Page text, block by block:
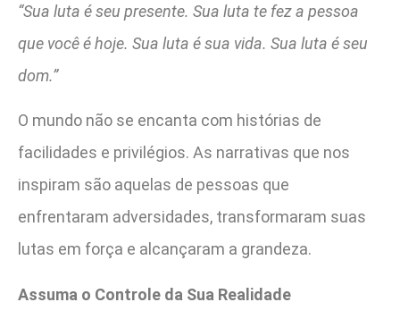
“Sua luta é seu presente. Sua luta te fez a pessoa
que você é hoje. Sua luta é sua vida. Sua luta é seu
dom.”
O mundo não se encanta com histórias de
facilidades e privilégios. As narrativas que nos
inspiram são aquelas de pessoas que
enfrentaram adversidades, transformaram suas
lutas em força e alcançaram a grandeza.
Assuma o Controle da Sua Realidade